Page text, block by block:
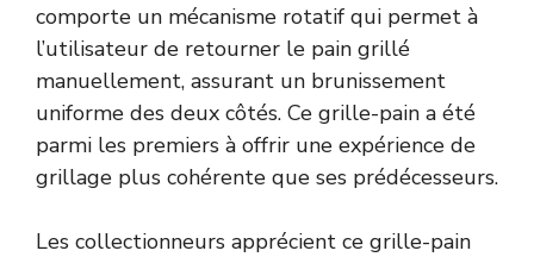
comporte un mécanisme rotatif qui permet à
l’utilisateur de retourner le pain grillé
manuellement, assurant un brunissement
uniforme des deux côtés. Ce grille-pain a été
parmi les premiers à offrir une expérience de
grillage plus cohérente que ses prédécesseurs.
Les collectionneurs apprécient ce grille-pain